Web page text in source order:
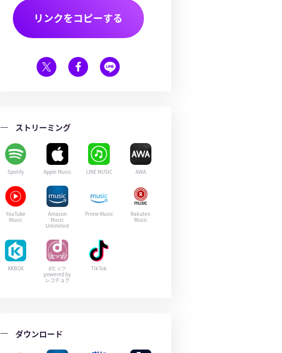
リンクをコピーする
ストリーミング
Spotify Apple Music LINE MUSIC AWA
YouTube
Music
Amazon
Music
Unlimited
Prime Music
Rakuten
Music
KKBOX
dヒッツ
powered by
レコチョク
TikTok
ダウンロード